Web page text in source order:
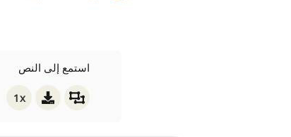
استمع إلى النص
1x